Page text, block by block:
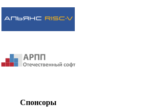
Спонсоры